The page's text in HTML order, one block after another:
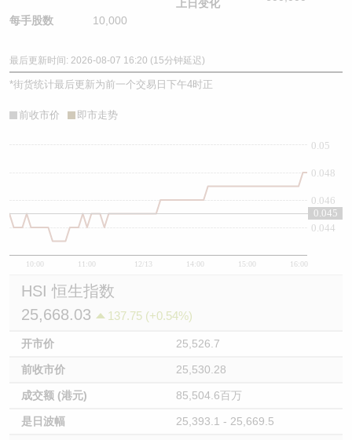
每手股数 10,000
上日变化
最后更新时间: 2026-08-07 16:20 (15分钟延迟)
*街货统计最后更新为前一个交易日下午4时正
前收市价 即市走势
10:00 11:00 12/13 14:00 15:00 16:00
0.044
0.046
0.048
0.05
0.045
HSI 恒生指数
25,668.03
137.75 (+0.54%)
开市价 25,526.7
前收市价 25,530.28
成交额 (港元) 85,504.6百万
是日波幅 25,393.1 - 25,669.5